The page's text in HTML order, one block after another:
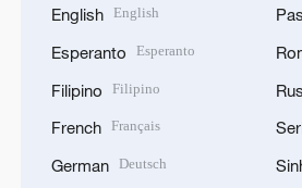
English English
Esperanto Esperanto
Filipino Filipino
French Français
German Deutsch